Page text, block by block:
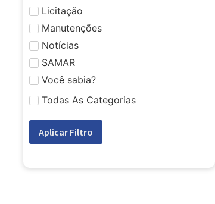
Licitação
Manutenções
Notícias
SAMAR
Você sabia?
Todas As Categorias
Aplicar Filtro